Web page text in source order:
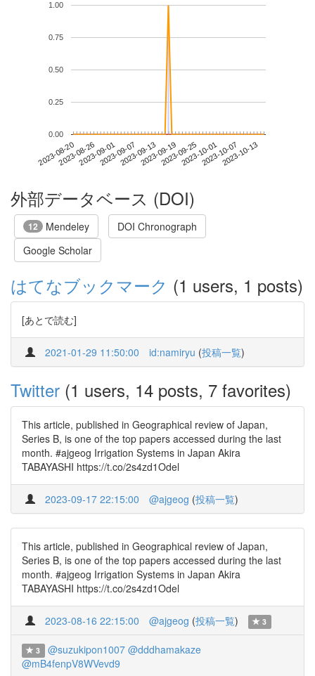
2023-08-202023-08-262023-09-012023-09-072023-09-132023-09-192023-09-252023-10-012023-10-072023-10-13
0.00
0.25
0.50
0.75
1.00
外部データベース (DOI)
12 Mendeley
DOI Chronograph
Google Scholar
はてなブックマーク (1 users, 1 posts)
[あとで読む]
2021-01-29 11:50:00 id:namiryu (投稿一覧)
Twitter (1 users, 14 posts, 7 favorites)
This article, published in Geographical review of Japan,
Series B, is one of the top papers accessed during the last
month. #ajgeog Irrigation Systems in Japan Akira
TABAYASHI https://t.co/2s4zd1Odel
2023-09-17 22:15:00 @ajgeog (投稿一覧)
This article, published in Geographical review of Japan,
Series B, is one of the top papers accessed during the last
month. #ajgeog Irrigation Systems in Japan Akira
TABAYASHI https://t.co/2s4zd1Odel
2023-08-16 22:15:00 @ajgeog (投稿一覧) 3
3 @suzukipon1007 @dddhamakaze
@mB4fenpV8WVevd9